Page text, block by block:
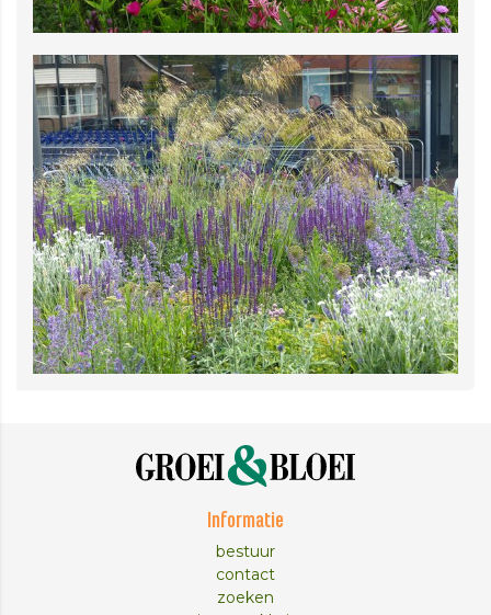
Informatie
bestuur
contact
zoeken